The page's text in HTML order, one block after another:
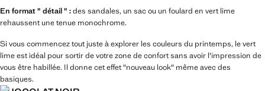
En format " détail " :des sandales, un sac ou un foulard en vert lime
rehaussent une tenue monochrome.
Si vous commencez tout juste à explorer les couleurs du printemps, le vert
lime est idéal pour sortir de votre zone de confort sans avoir l'impression de
vous être habillée. Il donne cet effet "nouveau look" même avec des
basiques.